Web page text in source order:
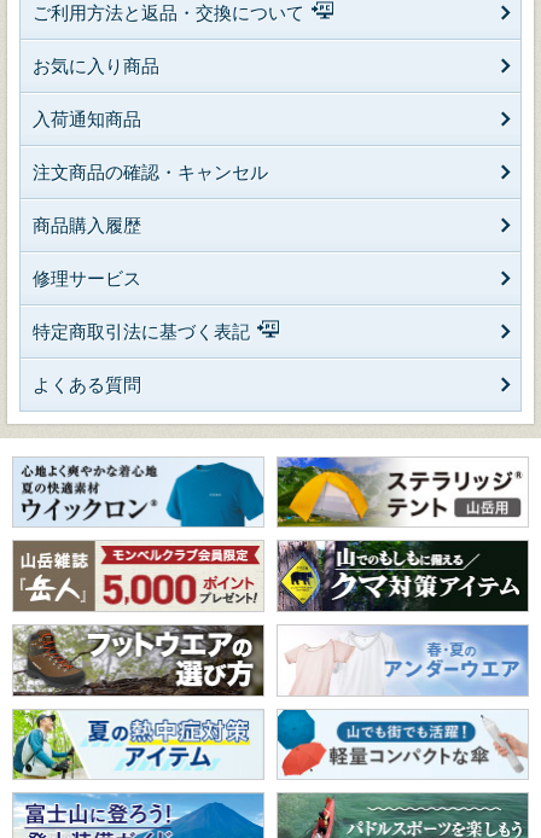
ご利用方法と返品・交換について
お気に入り商品
入荷通知商品
注文商品の確認・キャンセル
商品購入履歴
修理サービス
特定商取引法に基づく表記
よくある質問